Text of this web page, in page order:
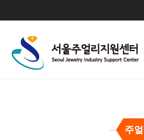
주